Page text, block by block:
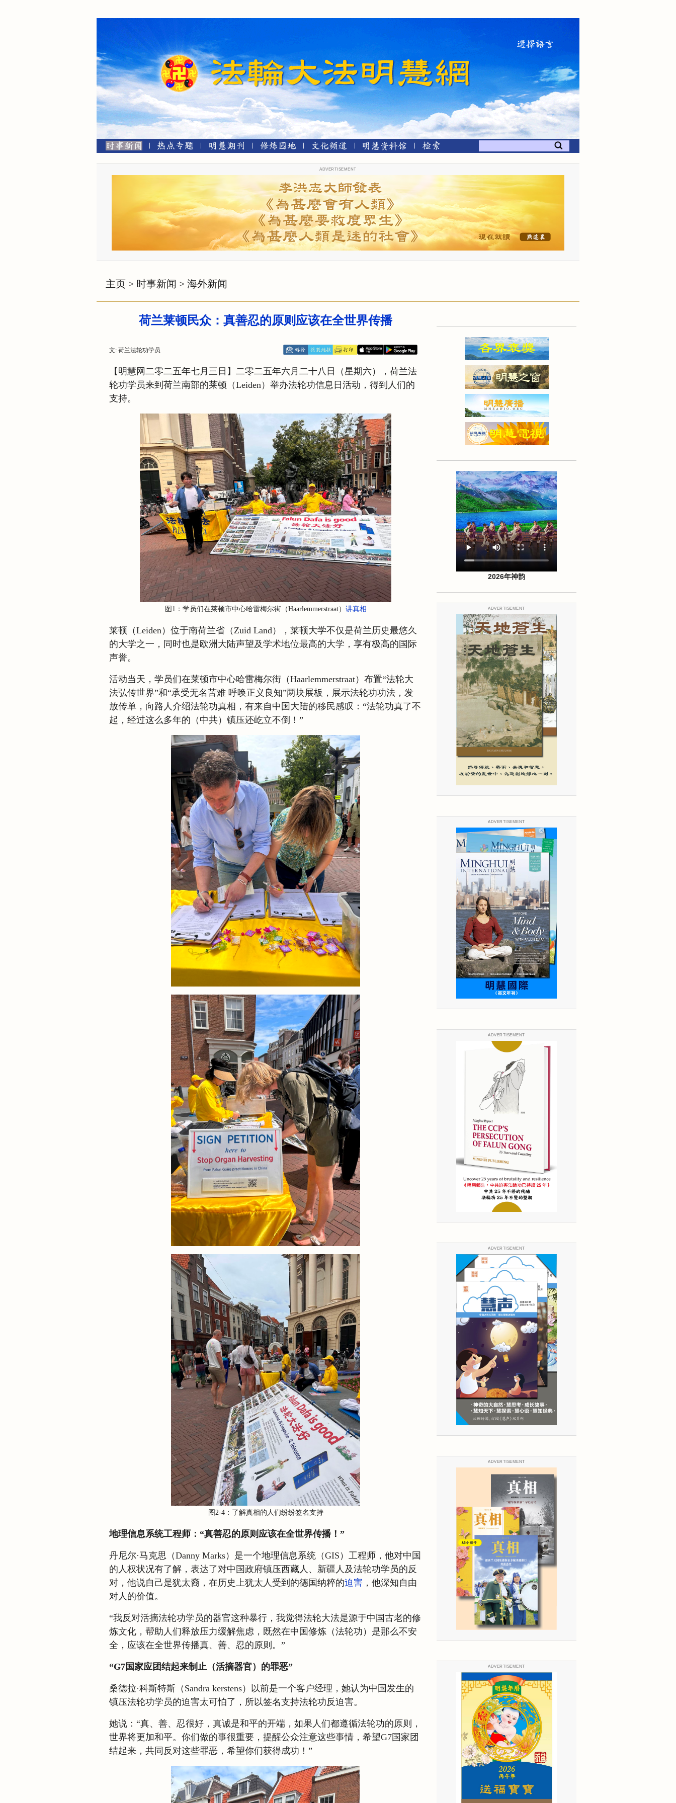
ADVERTISEMENT
主页 > 时事新闻 > 海外新闻
荷兰莱顿民众：真善忍的原则应该在全世界传播
文: 荷兰法轮功学员
【明慧网二零二五年七月三日】二零二五年六月二十八日（星期六），荷兰法
轮功学员来到荷兰南部的莱顿（Leiden）举办法轮功信息日活动，得到人们的
支持。
图1：学员们在莱顿市中心哈雷梅尔街（Haarlemmerstraat） 讲真相
莱顿（Leiden）位于南荷兰省（Zuid Land），莱顿大学不仅是荷兰历史最悠久
的大学之一，同时也是欧洲大陆声望及学术地位最高的大学，享有极高的国际
声誉。
活动当天，学员们在莱顿市中心哈雷梅尔街（Haarlemmerstraat）布置“法轮大
法弘传世界”和“承受无名苦难 呼唤正义良知”两块展板，展示法轮功功法，发
放传单，向路人介绍法轮功真相，有来自中国大陆的移民感叹：“法轮功真了不
起，经过这么多年的（中共）镇压还屹立不倒！”
图2-4：了解真相的人们纷纷签名支持
地理信息系统工程师：“真善忍的原则应该在全世界传播！”
丹尼尔·马克思（Danny Marks）是一个地理信息系统（GIS）工程师，他对中国
的人权状况有了解，表达了对中国政府镇压西藏人、新疆人及法轮功学员的反
对，他说自己是犹太裔，在历史上犹太人受到的德国纳粹的迫害 ，他深知自由
对人的价值。
“我反对活摘法轮功学员的器官这种暴行，我觉得法轮大法是源于中国古老的修
炼文化，帮助人们释放压力缓解焦虑，既然在中国修炼（法轮功）是那么不安
全，应该在全世界传播真、善、忍的原则。”
“G7国家应团结起来制止（活摘器官）的罪恶”
桑德拉·科斯特斯（Sandra kerstens）以前是一个客户经理，她认为中国发生的
镇压法轮功学员的迫害太可怕了，所以签名支持法轮功反迫害。
她说：“真、善、忍很好，真诚是和平的开端，如果人们都遵循法轮功的原则，
世界将更加和平。你们做的事很重要，提醒公众注意这些事情，希望G7国家团
结起来，共同反对这些罪恶，希望你们获得成功！”
2026年神韵
ADVERTISEMENT
ADVERTISEMENT
ADVERTISEMENT
ADVERTISEMENT
ADVERTISEMENT
ADVERTISEMENT